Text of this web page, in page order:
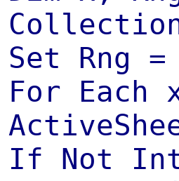
Set Rng =
For Each
If Not